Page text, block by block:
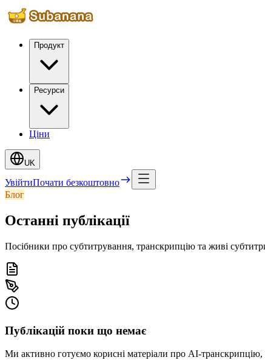
Продукт
Ресурси
Ціни
UK
УвійтиПочати безкоштовно
Блог
Останні публікації
Посібники про субтитрування, транскрипцію та живі
Публікацій поки що немає
Ми активно готуємо корисні матеріали про AI‑транскрипцію,